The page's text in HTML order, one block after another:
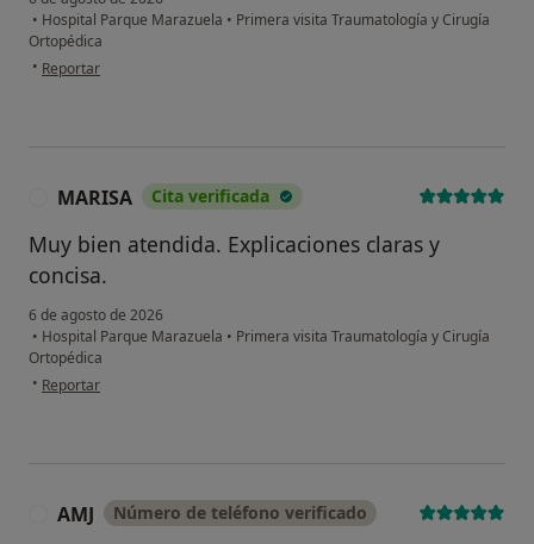
• Hospital Parque Marazuela • Primera visita Traumatología y Cirugía
Ortopédica
• en opinión del usuario J.C
Reportar
MARISA Cita verificada
Muy bien atendida. Explicaciones claras y
concisa.
6 de agosto de 2026
• Hospital Parque Marazuela • Primera visita Traumatología y Cirugía
Ortopédica
• en opinión del usuario MARISA
Reportar
AMJ Número de teléfono verificado